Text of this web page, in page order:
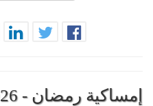
إمساكية رمضان - Scottsville 2026